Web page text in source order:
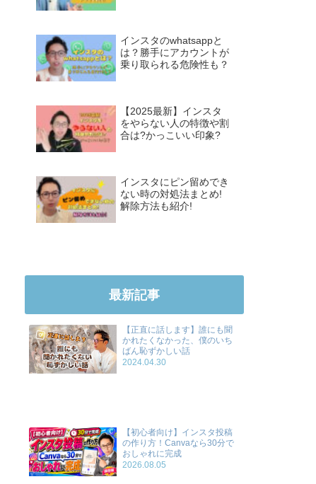
インスタのwhatsappと
は？勝手にアカウントが
乗り取られる危険性も？
【2025最新】インスタ
をやらない人の特徴や割
合は?かっこいい印象?
インスタにピン留めでき
ない時の対処法まとめ!
解除方法も紹介!
最新記事
【正直に話します】誰にも聞
かれたくなかった、僕のいち
ばん恥ずかしい話
2024.04.30
【初心者向け】インスタ投稿
の作り方！Canvaなら30分で
おしゃれに完成
2026.08.05